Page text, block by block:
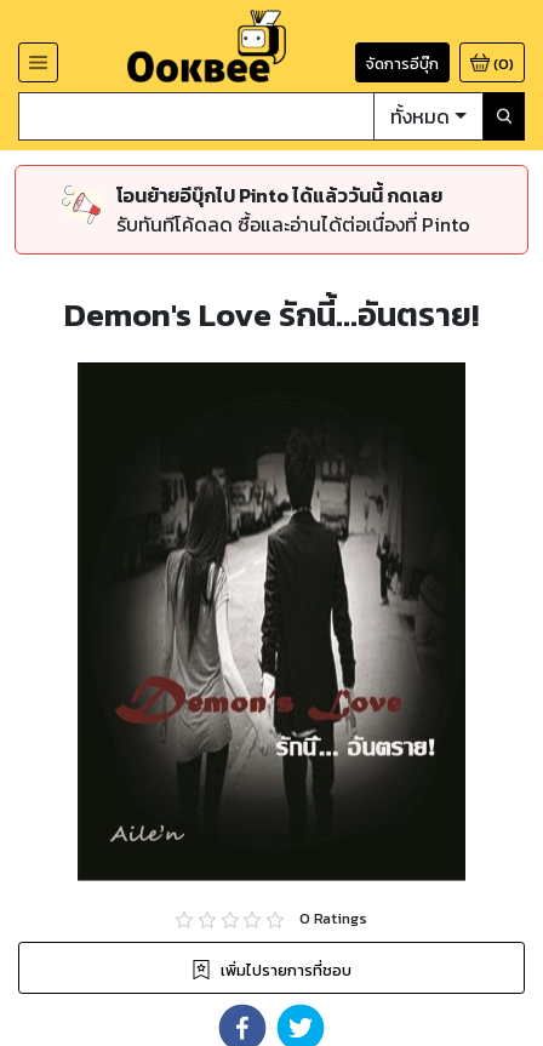
จัดการอีบุ๊ก (0)
ทั้งหมด
โอนย้ายอีบุ๊กไป Pinto ได้แล้ววันนี้ กดเลย
รับทันทีโค้ดลด ซื้อและอ่านได้ต่อเนื่องที่ Pinto
Demon's Love รักนี้...อันตราย!
0 Ratings
เพิ่มไปรายการที่ชอบ